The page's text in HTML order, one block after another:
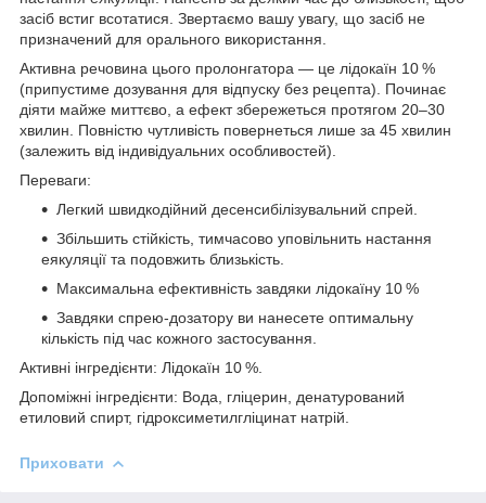
засіб встиг всотатися. Звертаємо вашу увагу, що засіб не
призначений для орального використання.
Активна речовина цього пролонгатора — це лідокаїн 10 %
(припустиме дозування для відпуску без рецепта). Починає
діяти майже миттєво, а ефект збережеться протягом 20–30
хвилин. Повністю чутливість повернеться лише за 45 хвилин
(залежить від індивідуальних особливостей).
Переваги:
Легкий швидкодійний десенсибілізувальний спрей.
Збільшить стійкість, тимчасово уповільнить настання
еякуляції та подовжить близькість.
Максимальна ефективність завдяки лідокаїну 10 %
Завдяки спрею-дозатору ви нанесете оптимальну
кількість під час кожного застосування.
Активні інгредієнти: Лідокаїн 10 %.
Допоміжні інгредієнти: Вода, гліцерин, денатурований
етиловий спирт, гідроксиметилгліцинат натрій.
Приховати